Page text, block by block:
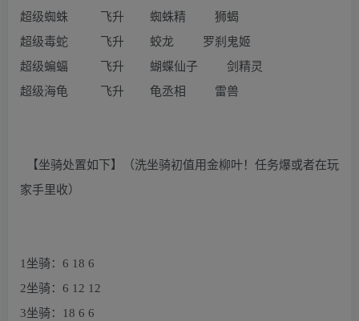
超级蜘蛛 飞升 蜘蛛精 狮蝎
超级毒蛇 飞升 蛟龙 罗刹鬼姬
超级蝙蝠 飞升 蝴蝶仙子 剑精灵
超级海龟 飞升 龟丞相 雷兽
【坐骑处置如下】（洗坐骑初值用金柳叶！任务爆或者在玩
家手里收）
1坐骑：6 18 6
2坐骑：6 12 12
3坐骑：18 6 6